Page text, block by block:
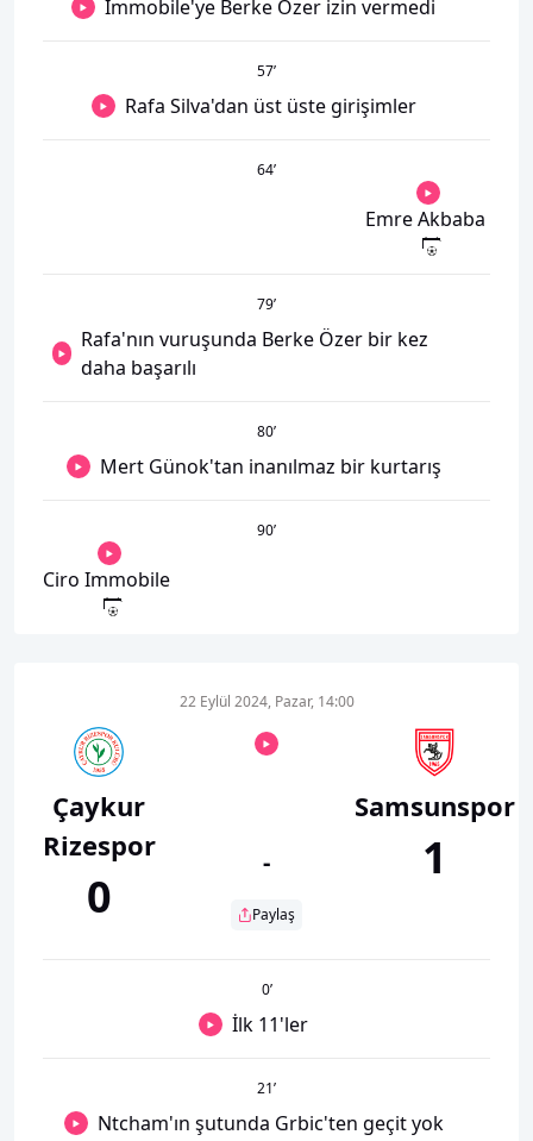
Immobile'ye Berke Özer izin vermedi
57’
Rafa Silva'dan üst üste girişimler
64’
Emre Akbaba
79’
Rafa'nın vuruşunda Berke Özer bir kez
daha başarılı
80’
Mert Günok'tan inanılmaz bir kurtarış
90’
Ciro Immobile
Çaykur
Rizespor
0
22 Eylül 2024, Pazar, 14:00
-
Paylaş
Samsunspor
1
0’
İlk 11'ler
21’
Ntcham'ın şutunda Grbic'ten geçit yok